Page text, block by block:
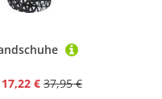
17,22 € 37,95 €